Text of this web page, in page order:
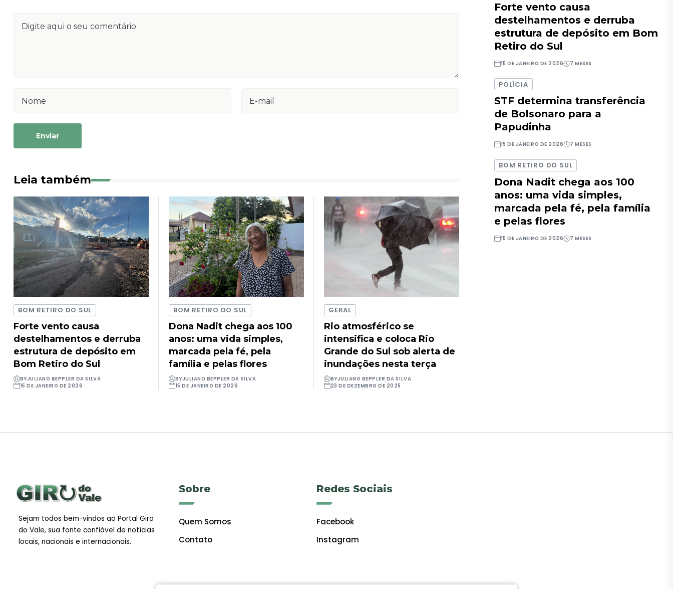
Enviar
Leia também
BOM RETIRO DO SUL
Forte vento causa
destelhamentos e derruba
estrutura de depósito em
Bom Retiro do Sul
BYJULIANO BEPPLER DA SILVA
15 DE JANEIRO DE 2026
BOM RETIRO DO SUL
Dona Nadit chega aos 100
anos: uma vida simples,
marcada pela fé, pela
família e pelas flores
BYJULIANO BEPPLER DA SILVA
15 DE JANEIRO DE 2026
GERAL
Rio atmosférico se
intensifica e coloca Rio
Grande do Sul sob alerta de
inundações nesta terça
BYJULIANO BEPPLER DA SILVA
23 DE DEZEMBRO DE 2025
Forte vento causa
destelhamentos e derruba
estrutura de depósito em Bom
Retiro do Sul
15 DE JANEIRO DE 2026 7 MESES
POLÍCIA
STF determina transferência
de Bolsonaro para a
Papudinha
15 DE JANEIRO DE 2026 7 MESES
BOM RETIRO DO SUL
Dona Nadit chega aos 100
anos: uma vida simples,
marcada pela fé, pela família
e pelas flores
15 DE JANEIRO DE 2026 7 MESES
Sejam todos bem-vindos ao Portal Giro
do Vale, sua fonte confiável de notícias
locais, nacionais e internacionais.
Sobre
Quem Somos
Contato
Redes Sociais
Facebook
Instagram